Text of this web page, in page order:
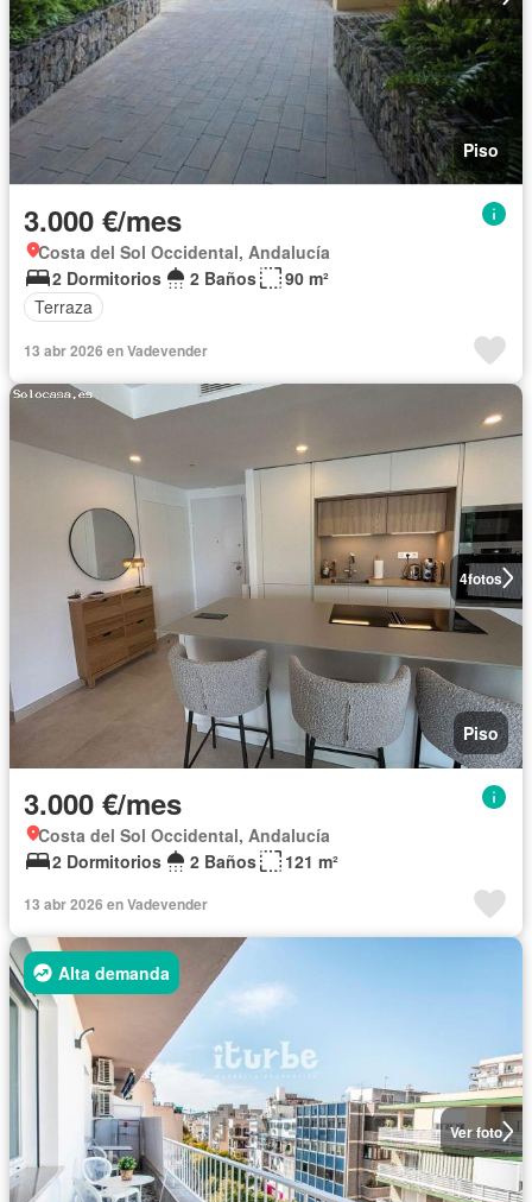
Piso
3.000 €/mes
Costa del Sol Occidental, Andalucía
2 Dormitorios
2 Baños
90 m²
Terraza
13 abr 2026 en Vadevender
4fotos
Piso
3.000 €/mes
Costa del Sol Occidental, Andalucía
2 Dormitorios
2 Baños 121 m²
13 abr 2026 en Vadevender
Ver foto
Alta demanda